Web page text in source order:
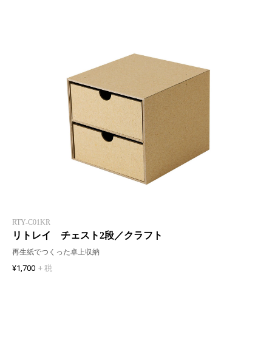
RTY-C01KR
リトレイ チェスト2段／クラフト
再生紙でつくった卓上収納
¥1,700 + 税